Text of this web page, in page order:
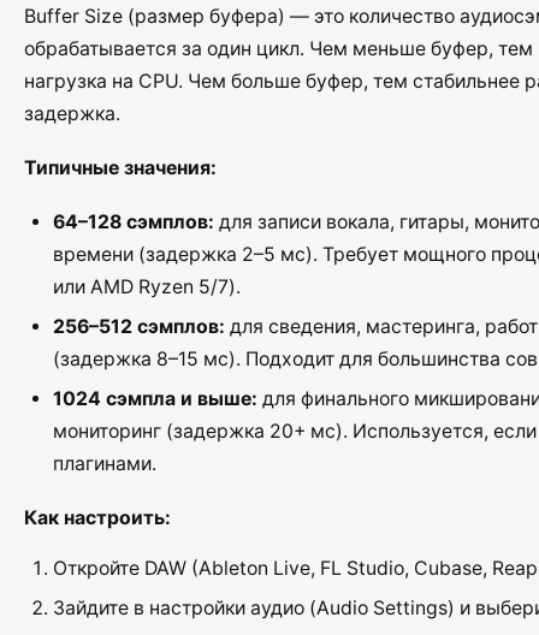
Buffer Size (размер буфера) — это количество
обрабатывается за один цикл. Чем меньше буфер,
нагрузка на CPU. Чем больше буфер, тем стабильнее
задержка.
Типичные значения:
64–128 сэмплов: для записи вокала, гитары,
времени (задержка 2–5 мс). Требует мощного
или AMD Ryzen 5/7).
256–512 сэмплов: для сведения, мастеринга,
(задержка 8–15 мс). Подходит для большинства
1024 сэмпла и выше: для финального
мониторинг (задержка 20+ мс). Используется,
плагинами.
Как настроить:
Откройте DAW (Ableton Live, FL Studio, Cubase,
Зайдите в настройки аудио (Audio Settings) и